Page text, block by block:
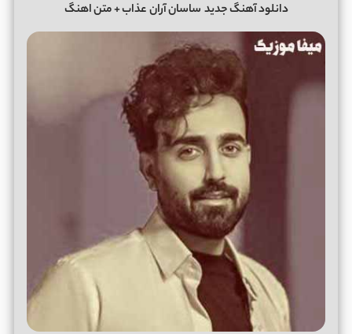
دانلود آهنگ جدید ساسان آرانعذاب + متن اهنگ